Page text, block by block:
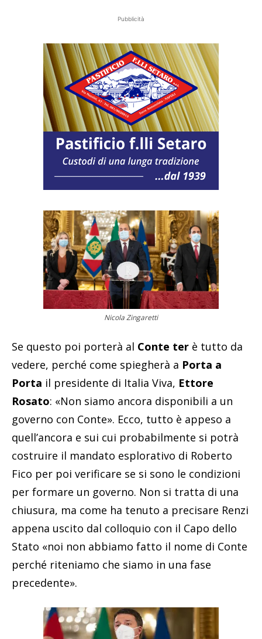
Pubblicità
Nicola Zingaretti
Se questo poi porterà al Conte ter è tutto da
vedere, perché come spiegherà a Porta a
Porta il presidente di Italia Viva, Ettore
Rosato: «Non siamo ancora disponibili a un
governo con Conte». Ecco, tutto è appeso a
quell’ancora e sui cui probabilmente si potrà
costruire il mandato esplorativo di Roberto
Fico per poi verificare se si sono le condizioni
per formare un governo. Non si tratta di una
chiusura, ma come ha tenuto a precisare Renzi
appena uscito dal colloquio con il Capo dello
Stato «noi non abbiamo fatto il nome di Conte
perché riteniamo che siamo in una fase
precedente».